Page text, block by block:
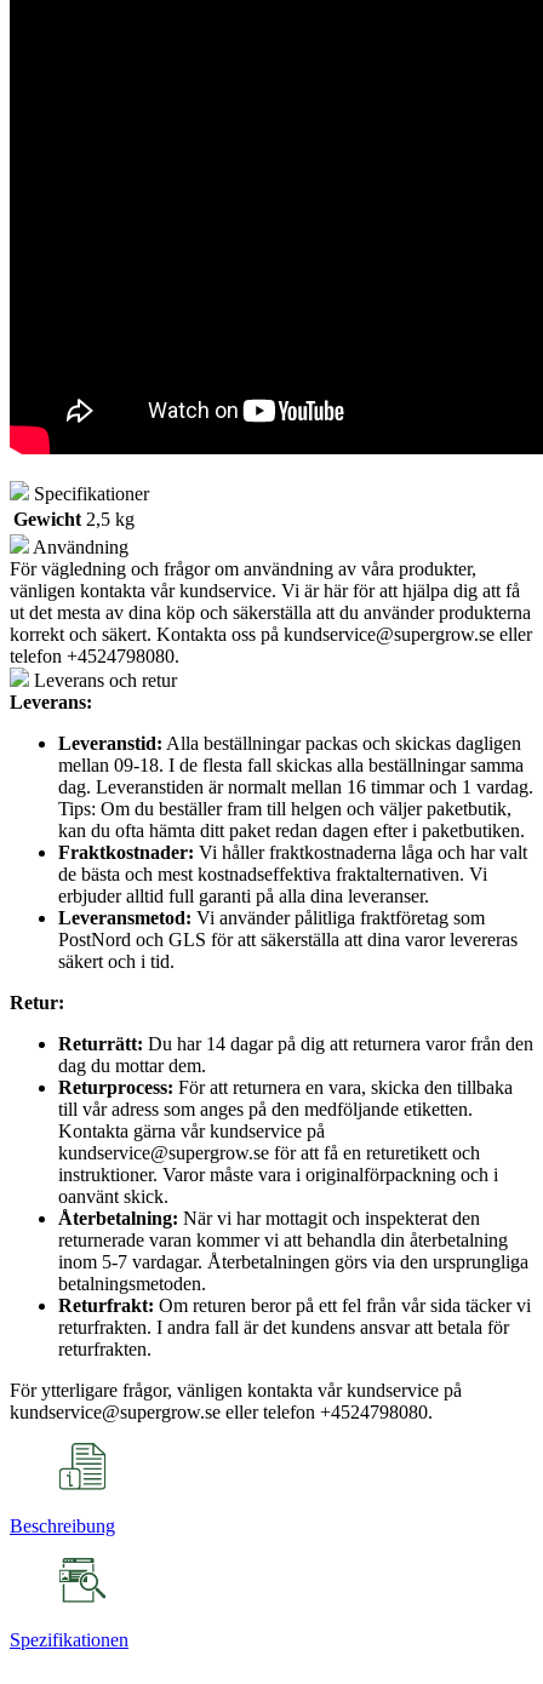
Specifikationer
Gewicht 2,5 kg
Användning
För vägledning och frågor om användning av våra produkter,
vänligen kontakta vår kundservice. Vi är här för att hjälpa dig att få
ut det mesta av dina köp och säkerställa att du använder produkterna
korrekt och säkert. Kontakta oss på kundservice@supergrow.se eller
telefon +4524798080.
Leverans och retur
Leverans:
Leveranstid: Alla beställningar packas och skickas dagligen
mellan 09-18. I de flesta fall skickas alla beställningar samma
dag. Leveranstiden är normalt mellan 16 timmar och 1 vardag.
Tips: Om du beställer fram till helgen och väljer paketbutik,
kan du ofta hämta ditt paket redan dagen efter i paketbutiken.
Fraktkostnader: Vi håller fraktkostnaderna låga och har valt
de bästa och mest kostnadseffektiva fraktalternativen. Vi
erbjuder alltid full garanti på alla dina leveranser.
Leveransmetod: Vi använder pålitliga fraktföretag som
PostNord och GLS för att säkerställa att dina varor levereras
säkert och i tid.
Retur:
Returrätt: Du har 14 dagar på dig att returnera varor från den
dag du mottar dem.
Returprocess: För att returnera en vara, skicka den tillbaka
till vår adress som anges på den medföljande etiketten.
Kontakta gärna vår kundservice på
kundservice@supergrow.se för att få en returetikett och
instruktioner. Varor måste vara i originalförpackning och i
oanvänt skick.
Återbetalning: När vi har mottagit och inspekterat den
returnerade varan kommer vi att behandla din återbetalning
inom 5-7 vardagar. Återbetalningen görs via den ursprungliga
betalningsmetoden.
Returfrakt: Om returen beror på ett fel från vår sida täcker vi
returfrakten. I andra fall är det kundens ansvar att betala för
returfrakten.
För ytterligare frågor, vänligen kontakta vår kundservice på
kundservice@supergrow.se eller telefon +4524798080.
Beschreibung
Spezifikationen